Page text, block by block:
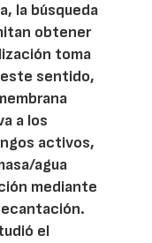
la búsqueda
obtener
toma
este sentido,
a los
activos,
agua
mediante
el